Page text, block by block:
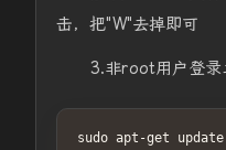
击，把"W"去掉即可
3.非root用户登录
sudo apt-get update